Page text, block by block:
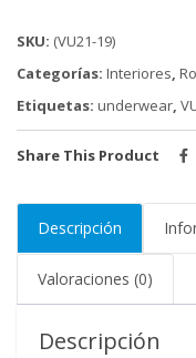
SKU: (VU21-19)
Categorías: Interiores,
Etiquetas: underwear,
Share This Product
Descripción
Valoraciones (0)
Descripción